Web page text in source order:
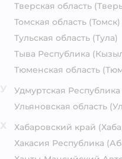
Тверская область
Томская область (Томск)
Тульская область (Тула)
Тыва Республика
Тюменская область
Удмуртская Республика
Ульяновская область
Хабаровский край
Хакасия Республика